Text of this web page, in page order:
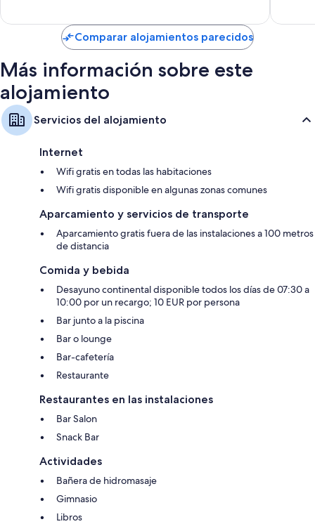
Ventiladores de techo, servicio de limpieza diario y escritorios
Comparar alojamientos parecidos
Más información sobre este
alojamiento
Servicios del alojamiento
Internet
Wifi gratis en todas las habitaciones
Wifi gratis disponible en algunas zonas comunes
Aparcamiento y servicios de transporte
Aparcamiento gratis fuera de las instalaciones a 100 metros
de distancia
Comida y bebida
Desayuno continental disponible todos los días de 07:30 a
10:00 por un recargo; 10 EUR por persona
Bar junto a la piscina
Bar o lounge
Bar-cafetería
Restaurante
Restaurantes en las instalaciones
Bar Salon
Snack Bar
Actividades
Bañera de hidromasaje
Gimnasio
Libros